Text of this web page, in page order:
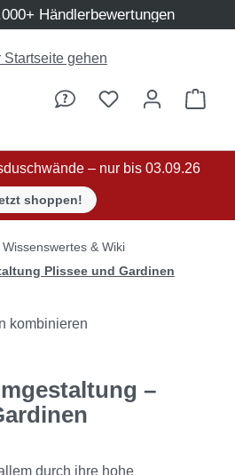
Händlerbewertungen
– nur bis 03.09.26
shoppen!
Wissenswertes & Wiki
Plissee und Gardinen
–
durch ihre hohe